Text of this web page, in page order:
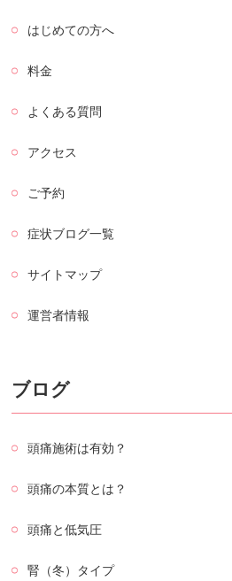
はじめての方へ
料金
よくある質問
アクセス
ご予約
症状ブログ一覧
サイトマップ
運営者情報
ブログ
頭痛施術は有効？
頭痛の本質とは？
頭痛と低気圧
腎（冬）タイプ